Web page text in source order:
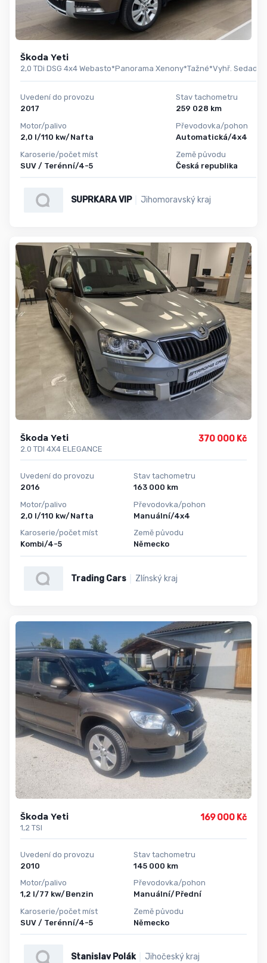
Škoda Yeti
2,0 TDi DSG 4x4 Webasto*Panorama Xenony*Tažné*Vyhř.
Uvedení do provozu
2017
Motor/palivo
2,0 l/110 kw/Nafta
Karoserie/počet míst
SUV / Terénní/4-5
Stav tachometru
259 028 km
Převodovka/pohon
Automatická/4x4
Země původu
Česká republika
SUPRKARA VIP Jihomoravský kraj
Škoda Yeti
2.0 TDI 4X4 ELEGANCE
370 000 Kč
Uvedení do provozu
2016
Motor/palivo
2,0 l/110 kw/Nafta
Karoserie/počet míst
Kombi/4-5
Stav tachometru
163 000 km
Převodovka/pohon
Manuální/4x4
Země původu
Německo
Trading Cars Zlínský kraj
Škoda Yeti
1,2 TSI
169 000 Kč
Uvedení do provozu
2010
Motor/palivo
1,2 l/77 kw/Benzin
Karoserie/počet míst
SUV / Terénní/4-5
Stav tachometru
145 000 km
Převodovka/pohon
Manuální/Přední
Země původu
Německo
Stanislav Polák Jihočeský kraj